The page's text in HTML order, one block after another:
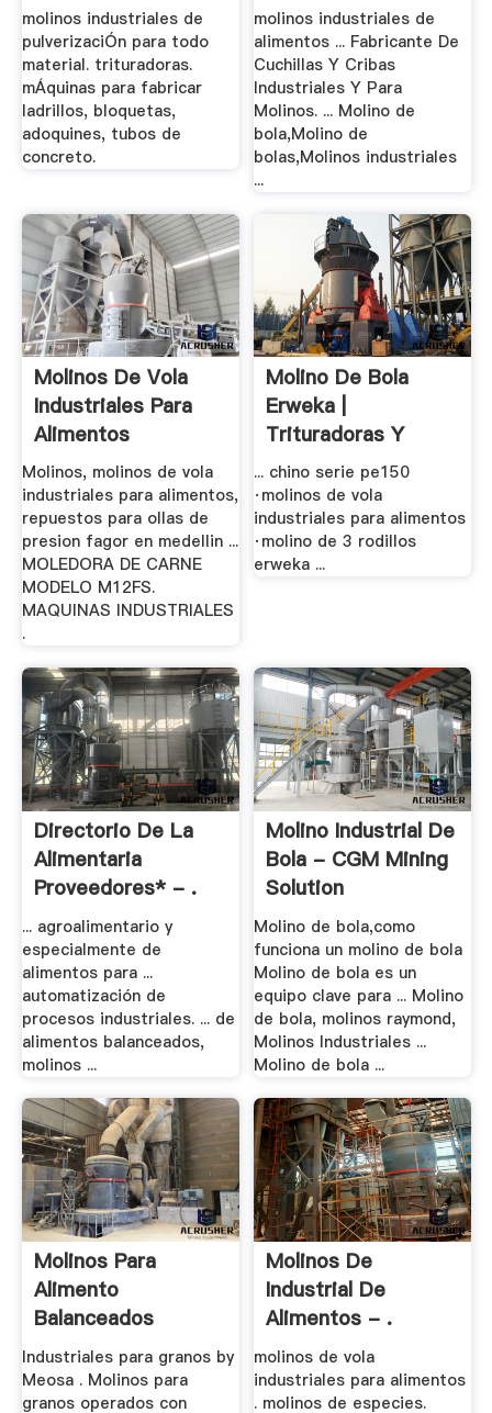
molinos industriales de
pulverizaciÓn para todo
material. trituradoras.
mÁquinas para fabricar
ladrillos, bloquetas,
adoquines, tubos de
concreto.
molinos industriales de
alimentos ... Fabricante De
Cuchillas Y Cribas
Industriales Y Para
Molinos. ... Molino de
bola,Molino de
bolas,Molinos industriales
...
Molinos De Vola
Industriales Para
Alimentos
Molinos, molinos de vola
industriales para alimentos,
repuestos para ollas de
presion fagor en medellin ...
MOLEDORA DE CARNE
MODELO M12FS.
MAQUINAS INDUSTRIALES
.
Molino De Bola
Erweka |
Trituradoras Y
Molinos
... chino serie pe150
·molinos de vola
industriales para alimentos
·molino de 3 rodillos
erweka ...
Directorio De La
Alimentaria
Proveedores* - .
... agroalimentario y
especialmente de
alimentos para ...
automatización de
procesos industriales. ... de
alimentos balanceados,
molinos ...
Molino Industrial De
Bola - CGM Mining
Solution
Molino de bola,como
funciona un molino de bola
Molino de bola es un
equipo clave para ... Molino
de bola, molinos raymond,
Molinos Industriales ...
Molino de bola ...
Molinos Para
Alimento
Balanceados
Industriales .
Industriales para granos by
Meosa . Molinos para
granos operados con
Molinos De
Industrial De
Alimentos - .
molinos de vola
industriales para alimentos
. molinos de especies.